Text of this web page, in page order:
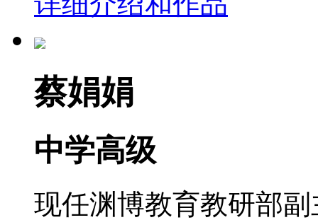
蔡娟娟
中学高级
现任渊博教育教研部